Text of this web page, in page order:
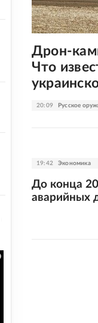
20:09 Русское
Дрон-
Что
19:42 Экономика
До конца
аварийных